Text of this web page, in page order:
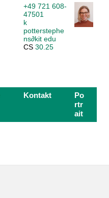
+49 721 608-
47501
k
potterstephe
ns∂kit edu
CS 30.25
Kontakt
Po
rtr
ait